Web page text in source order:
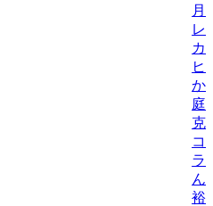
月
レ
カ
ヒ
か
庭/
克
コ
ラ
ん
裕/